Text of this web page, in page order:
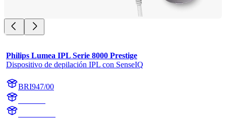
Philips Lumea IPL Serie 8000 Prestige
Dispositivo de depilación IPL con SenseIQ
BRI947/00